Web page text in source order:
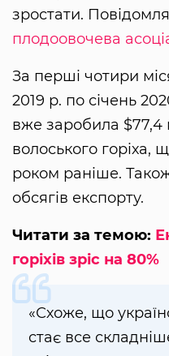
зростати.
плодоовочева
За перші чотири
2019 р. по січень
вже заробила $77,4
волоського горіха,
роком раніше.
обсягів експорту.
Читати за темою:
горіхів зріс на 80%
«Схоже, що
стає все